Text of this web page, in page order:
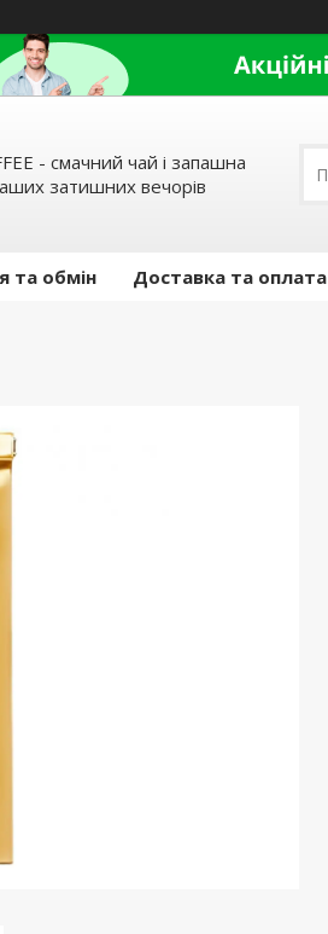
- смачний чай і запашна
затишних вечорів
та обмін Доставка та оплата